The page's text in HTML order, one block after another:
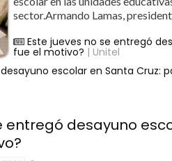
sector.Armando Lamas,
Este jueves no se entregó
fue el motivo? | Unitel
escolar en Santa
entregó desayuno